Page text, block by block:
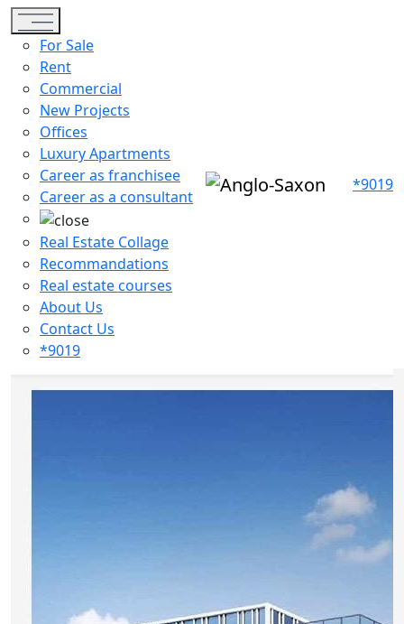
Toggle navigation
For Sale
Rent
Commercial
New Projects
Offices
Luxury Apartments
Career as franchisee
Career as a consultant
Real Estate Collage
Recommandations
Real estate courses
About Us
Contact Us
*9019
*9019